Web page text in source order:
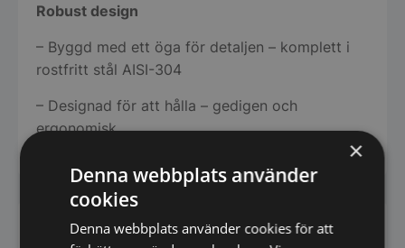
Robust design
– Byggd med ett öga för detaljen – komplett i
rostfritt stål AISI-304
– Designad för att hålla – gedigen och
ergonomisk
Har du frågor om produkten? Klicka här
×
Denna webbplats använder
cookies
Denna webbplats använder cookies för att